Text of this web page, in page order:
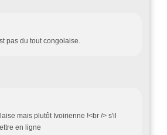
pas du tout congolaise.
mais plutôt Ivoirienne !<br /> s'il
en ligne